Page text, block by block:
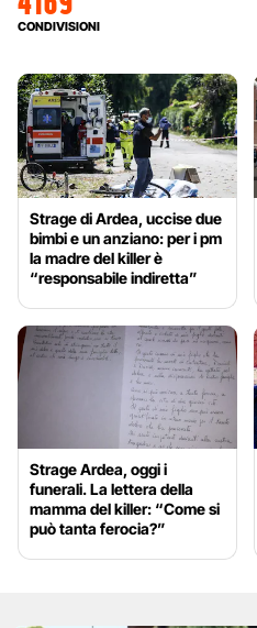
CONDIVISIONI
Strage di Ardea, uccise due
bimbi e un anziano: per i pm
la madre del killer è
“responsabile indiretta”
Strage Ardea, oggi i
funerali. La lettera della
mamma del killer: “Come si
può tanta ferocia?”